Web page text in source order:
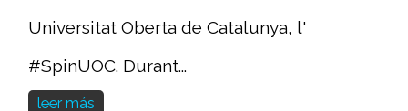
Universitat Oberta de Catalunya, l'
#SpinUOC. Durant...
leer más